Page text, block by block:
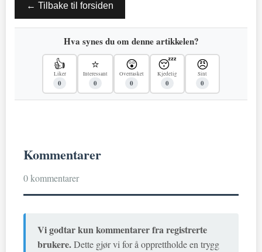
← Tilbake til forsiden
Hva synes du om denne artikkelen?
👍
Liker
0
⭐
Interessant
0
😲
Overrasket
0
😴
Kjedelig
0
😠
Sint
0
Kommentarer
0 kommentarer
Vi godtar kun kommentarer fra registrerte
brukere.Dette gjør vi for å opprettholde en trygg